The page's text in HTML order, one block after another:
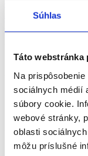
Súhlas
Táto webstránka
Na
sociálnych médií
súbory cookie.
webové stránky,
oblasti
môžu príslušné
Obchod a
asistent,
Ponuky práce v
prodej na pozícii
miesta - vyberte si z
2026 na pracovnom
BratislavaOdbory